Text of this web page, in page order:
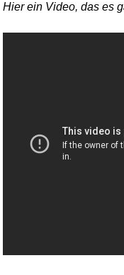
Hier ein Video, das es